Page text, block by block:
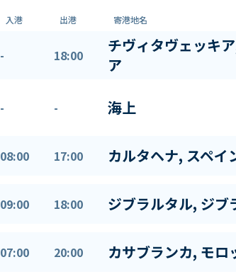
入港 出港 寄港地名
- 18:00
チヴィタヴェッキ
ア
- - 海上
08:00 17:00 カルタヘナ, スペイ
09:00 18:00 ジブラルタル, ジブ
07:00 20:00 カサブランカ, モロ